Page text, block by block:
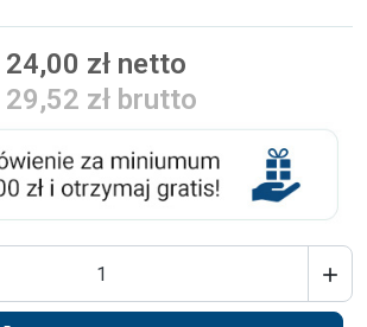
24,00 zł netto
29,52 zł brutto
